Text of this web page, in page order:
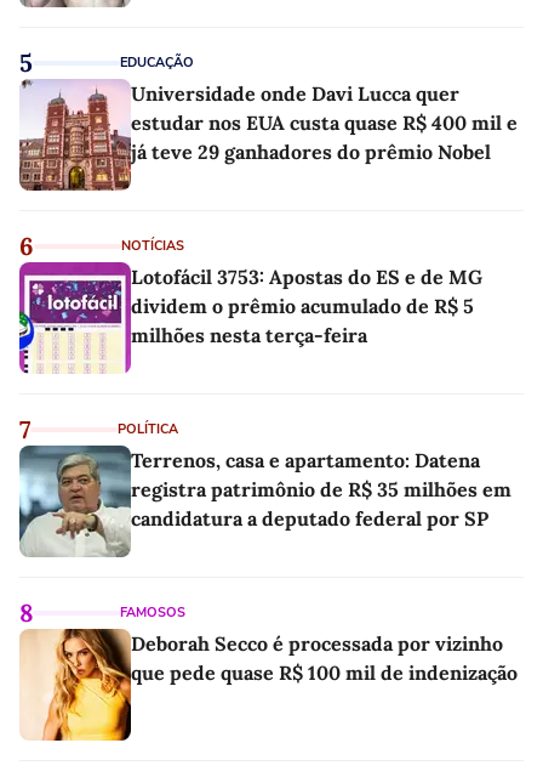
5 EDUCAÇÃO
Universidade onde Davi Lucca quer
estudar nos EUA custa quase R$ 400 mil e
já teve 29 ganhadores do prêmio Nobel
6 NOTÍCIAS
Lotofácil 3753: Apostas do ES e de MG
dividem o prêmio acumulado de R$ 5
milhões nesta terça-feira
7 POLÍTICA
Terrenos, casa e apartamento: Datena
registra patrimônio de R$ 35 milhões em
candidatura a deputado federal por SP
8 FAMOSOS
Deborah Secco é processada por vizinho
que pede quase R$ 100 mil de indenização